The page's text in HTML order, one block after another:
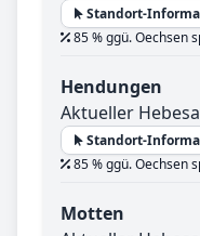
Standort-
85 % ggü. Oechsen
Hendungen
Aktueller
Standort-
85 % ggü. Oechsen
Motten